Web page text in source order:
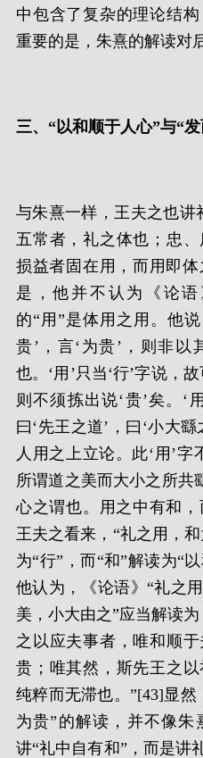
中包含了复杂的理论结构
重要的是，朱熹的解读对
三、“以和顺于人心”与“
与朱熹一样，王夫之也讲
五常者，礼之体也；忠
损益者固在用，而用即
是，他并不认为《论
的“用”是体用之用。他
贵’，言‘为贵’，则非
也。‘用’只当‘行’字说，
则不须拣出说‘贵’矣。‘
曰‘先王之道’，曰‘小大
人用之上立论。此‘用’字
所谓道之美而大小之所共
心之谓也。用之中有和
王夫之看来，“礼之用，
为“行”，而“和”解读为“
他认为，《论语》“礼之
美，小大由之”应当解读
之以应夫事者，唯和顺
贵；唯其然，斯先王之
纯粹而无滞也。”[43]显
为贵”的解读，并不像朱
讲“礼中自有和”，而是讲